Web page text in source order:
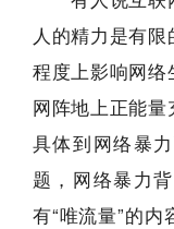
人的精力是有
程度上影响网
网阵地上正能量
具体到网络暴
题，网络暴力
有“唯流量”的